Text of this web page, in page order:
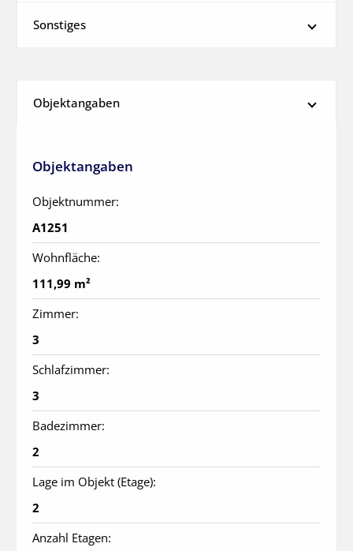
Sonstiges
Objektangaben
Objektangaben
Objektnummer:
A1251
Wohnfläche:
111,99 m²
Zimmer:
3
Schlafzimmer:
3
Badezimmer:
2
Lage im Objekt (Etage):
2
Anzahl Etagen: